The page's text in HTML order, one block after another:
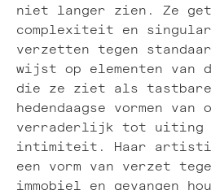
niet langer zien. Ze
complexiteit en
verzetten tegen
wijst op elementen van
die ze ziet als tastbare
hedendaagse vormen
verraderlijk tot uiting
intimiteit. Haar
een vorm van verzet
immobiel en gevangen